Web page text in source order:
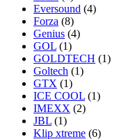
Eversound (4)
Forza (8)
Genius (4)
GOL (1)
GOLDTECH (1)
Goltech (1)
GTX (1)
ICE COOL (1)
IMEXX (2)
JBL (1)
Klip xtreme (6)